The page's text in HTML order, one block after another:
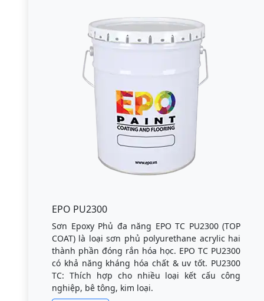
EPO PU2300
Sơn Epoxy Phủ đa năng EPO TC PU2300 (TOP
COAT) là loại sơn phủ polyurethane acrylic hai
thành phần đóng rắn hóa học. EPO TC PU2300
có khả năng kháng hóa chất & uv tốt. PU2300
TC: Thích hợp cho nhiều loại kết cấu công
nghiệp, bê tông, kim loại.